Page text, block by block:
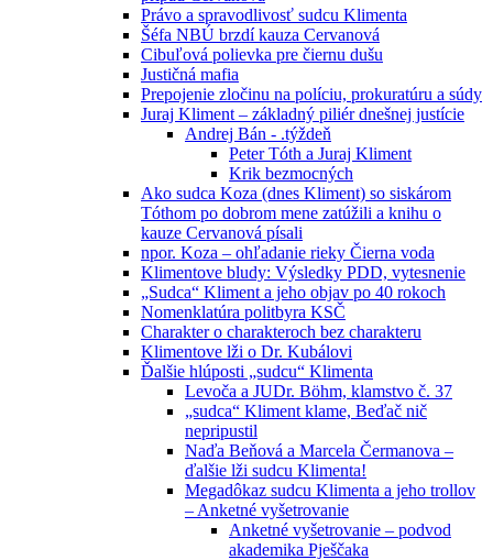
Právo a spravodlivosť sudcu Klimenta
Šéfa NBÚ brzdí kauza Cervanová
Cibuľová polievka pre čiernu dušu
Justičná mafia
Prepojenie zločinu na políciu, prokuratúru a súdy
Juraj Kliment – základný piliér dnešnej justície
Andrej Bán - .týždeň
Peter Tóth a Juraj Kliment
Krik bezmocných
Ako sudca Koza (dnes Kliment) so siskárom
Tóthom po dobrom mene zatúžili a knihu o
kauze Cervanová písali
npor. Koza – ohľadanie rieky Čierna voda
Klimentove bludy: Výsledky PDD, vytesnenie
„Sudca“ Kliment a jeho objav po 40 rokoch
Nomenklatúra politbyra KSČ
Charakter o charakteroch bez charakteru
Klimentove lži o Dr. Kubálovi
Ďalšie hlúposti „sudcu“ Klimenta
Levoča a JUDr. Böhm, klamstvo č. 37
„sudca“ Kliment klame, Beďač nič
nepripustil
Naďa Beňová a Marcela Čermanova –
ďalšie lži sudcu Klimenta!
Megadôkaz sudcu Klimenta a jeho trollov
– Anketné vyšetrovanie
Anketné vyšetrovanie – podvod
akademika Pješčaka